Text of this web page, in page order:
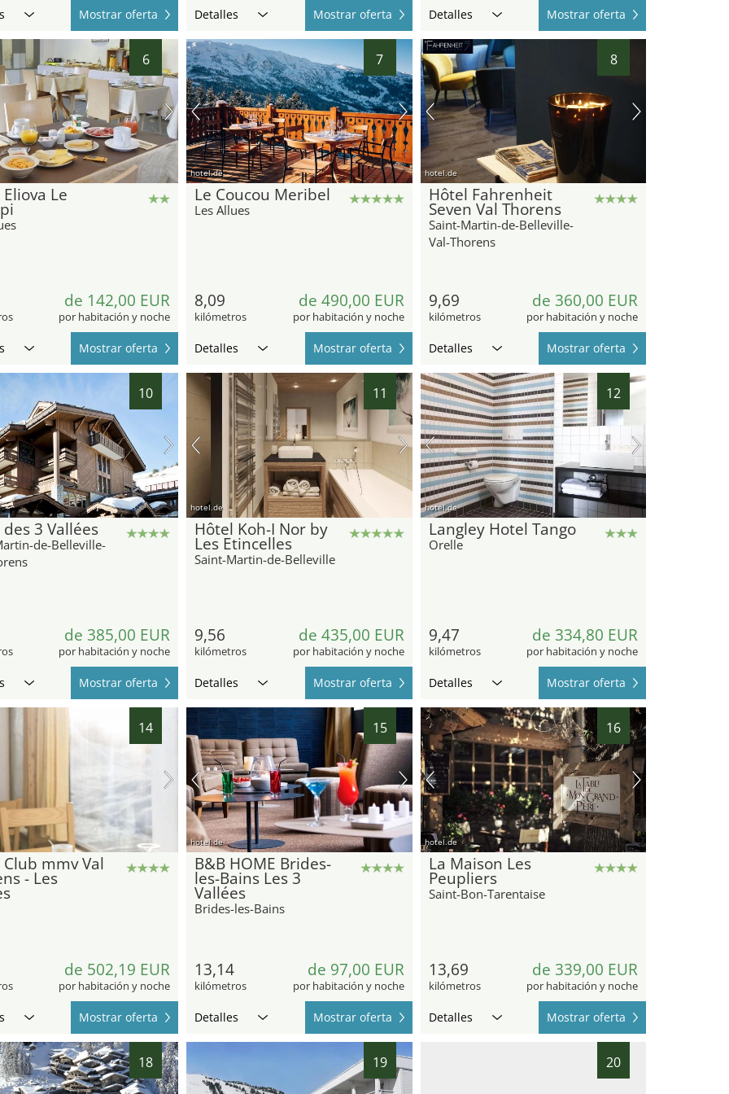
Mostrar oferta Detalles Mostrar oferta Detalles Mostrar oferta
6
Le
de 142,00 EUR
por habitación y noche
Mostrar oferta
7
hotel.de
Le Coucou Meribel
Les Allues
8,09
kilómetros
de 490,00 EUR
por habitación y noche
Detalles Mostrar oferta
8
hotel.de
Hôtel Fahrenheit
Seven Val Thorens
Saint-Martin-de-Belleville-
Val-Thorens
9,69
kilómetros
de 360,00 EUR
por habitación y noche
Detalles Mostrar oferta
10
3 Vallées
de-Belleville-
de 385,00 EUR
por habitación y noche
Mostrar oferta
11
hotel.de
Hôtel Koh-I Nor by
Les Etincelles
Saint-Martin-de-Belleville
9,56
kilómetros
de 435,00 EUR
por habitación y noche
Detalles Mostrar oferta
12
hotel.de
Langley Hotel Tango
Orelle
9,47
kilómetros
de 334,80 EUR
por habitación y noche
Detalles Mostrar oferta
14
mmv Val
- Les
de 502,19 EUR
por habitación y noche
Mostrar oferta
15
hotel.de
B&B HOME Brides-
les-Bains Les 3
Vallées
Brides-les-Bains
13,14
kilómetros
de 97,00 EUR
por habitación y noche
Detalles Mostrar oferta
16
hotel.de
La Maison Les
Peupliers
Saint-Bon-Tarentaise
13,69
kilómetros
de 339,00 EUR
por habitación y noche
Detalles Mostrar oferta
18 19 20